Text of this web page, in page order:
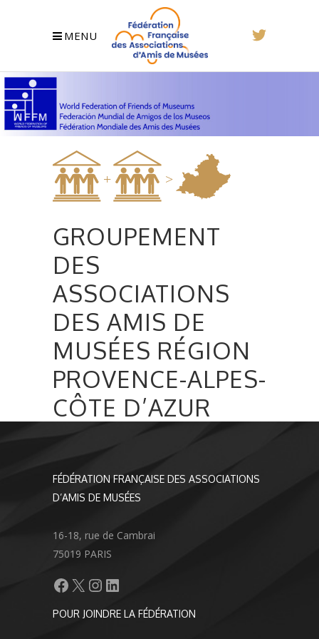
MENU
GROUPEMENT
DES
ASSOCIATIONS
DES AMIS DE
MUSÉES RÉGION
PROVENCE-ALPES-
CÔTE D’AZUR
FÉDÉRATION FRANÇAISE DES ASSOCIATIONS
D’AMIS DE MUSÉES
16-18, rue de Cambrai
75019 PARIS
Facebook
X Instagram
LinkedIn
POUR JOINDRE LA FÉDÉRATION